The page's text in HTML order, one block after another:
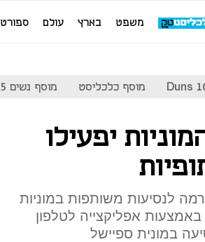
משפט בארץ עולם ספורט
Duns מוסף כלכליסט מוסף נשים 2025
יפעילו
לנסיעות משותפות במוניות
באמצעות אפליקצייה לטלפון
במונית ספיישל